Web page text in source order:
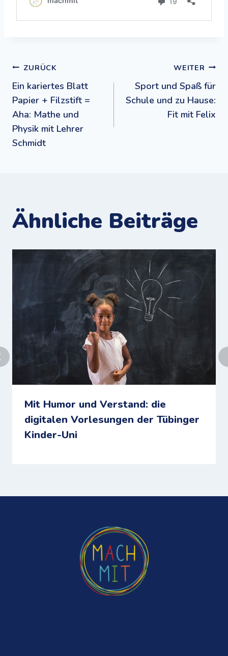
Beitragsnavigation
ZURÜCK
Ein kariertes Blatt
Papier + Filzstift =
Aha: Mathe und
Physik mit Lehrer
Schmidt
WEITER
Sport und Spaß für
Schule und zu Hause:
Fit mit Felix
Ähnliche Beiträge
Mit Humor und Verstand: die
digitalen Vorlesungen der Tübinger
Kinder-Uni